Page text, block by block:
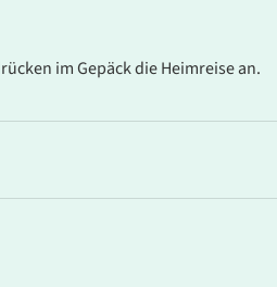
Bitte wenden Sie sich an unser
im Gepäck die Heimreise an.
Natur- und Berglandschaft.